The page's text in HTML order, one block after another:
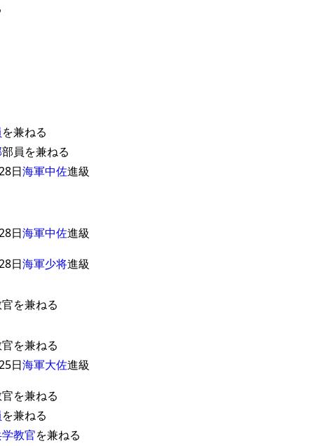
を兼ねる
部員を兼ねる
日海軍中佐進級
日海軍中佐進級
日海軍少将進級
を兼ねる
を兼ねる
日海軍大佐進級
を兼ねる
を兼ねる
教官を兼ねる